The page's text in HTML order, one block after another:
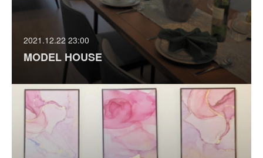
2021.12.22 23:00
MODEL HOUSE